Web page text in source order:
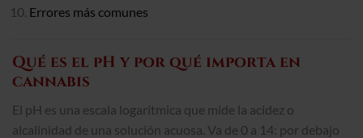
Errores más comunes
Qué es el pH y por qué importa en
cannabis
El pH es una escala logarítmica que mide la acidez o
alcalinidad de una solución acuosa. Va de 0 a 14: por debajo